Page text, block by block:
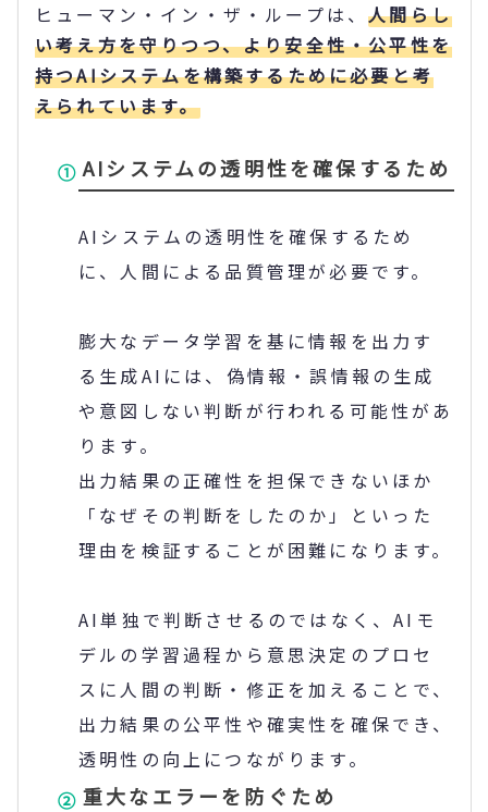
ヒューマン・イン・ザ・ループは、人間らし
い考え方を守りつつ、より安全性・公平性を
持つAIシステムを構築するために必要と考
えられています。
AIシステムの透明性を確保するため
AI システムの透明性を確保するため
に、人間による品質管理が必要です。
膨大なデータ学習を基に情報を出力す
る生成AI には、偽情報・誤情報の生成
や意図しない判断が行われる可能性があ
ります。
出力結果の正確性を担保できないほか
「なぜその判断をしたのか」といった
理由を検証することが困難になります。
AI単独で判断させるのではなく、AI モ
デルの学習過程から意思決定のプロセ
スに人間の判断・修正を加えることで、
出力結果の公平性や確実性を確保でき、
透明性の向上につながります。
重大なエラーを防ぐため